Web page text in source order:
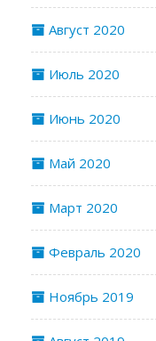
Август 2020
Июль 2020
Июнь 2020
Май 2020
Март 2020
Февраль 2020
Ноябрь 2019